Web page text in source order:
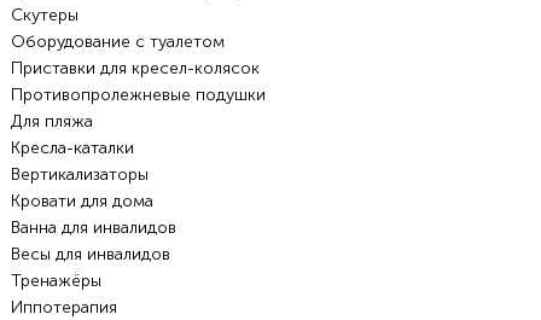
Скутеры
Оборудование с туалетом
Приставки для кресел-колясок
Противопролежневые подушки
Для пляжа
Кресла-каталки
Вертикализаторы
Кровати для дома
Ванна для инвалидов
Весы для инвалидов
Тренажёры
Иппотерапия